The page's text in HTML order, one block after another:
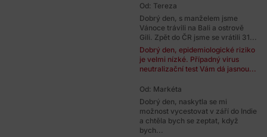
Od: Tereza
Dobrý den, s manželem jsme
Vánoce trávili na Bali a ostrově
Gili. Zpět do ČR jsme se vrátili 31...
Dobrý den, epidemiologické riziko
je velmi nízké. Případný virus
neutralizační test Vám dá jasnou...
Od: Markéta
Dobrý den, naskytla se mi
možnost vycestovat v září do Indie
a chtěla bych se zeptat, když
bych...